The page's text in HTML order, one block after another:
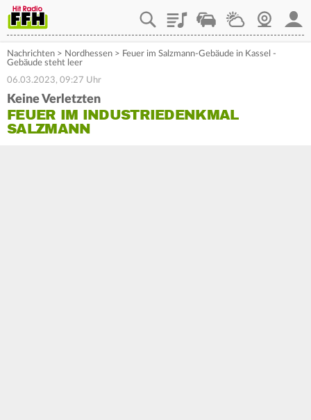
PlaylistStaupilotWetterWebcam
Nachrichten > Nordhessen > Feuer im Salzmann-Gebäude in Kassel -
Gebäude steht leer
06.03.2023, 09:27 Uhr
Keine Verletzten
FEUER IM INDUSTRIEDENKMAL
SALZMANN